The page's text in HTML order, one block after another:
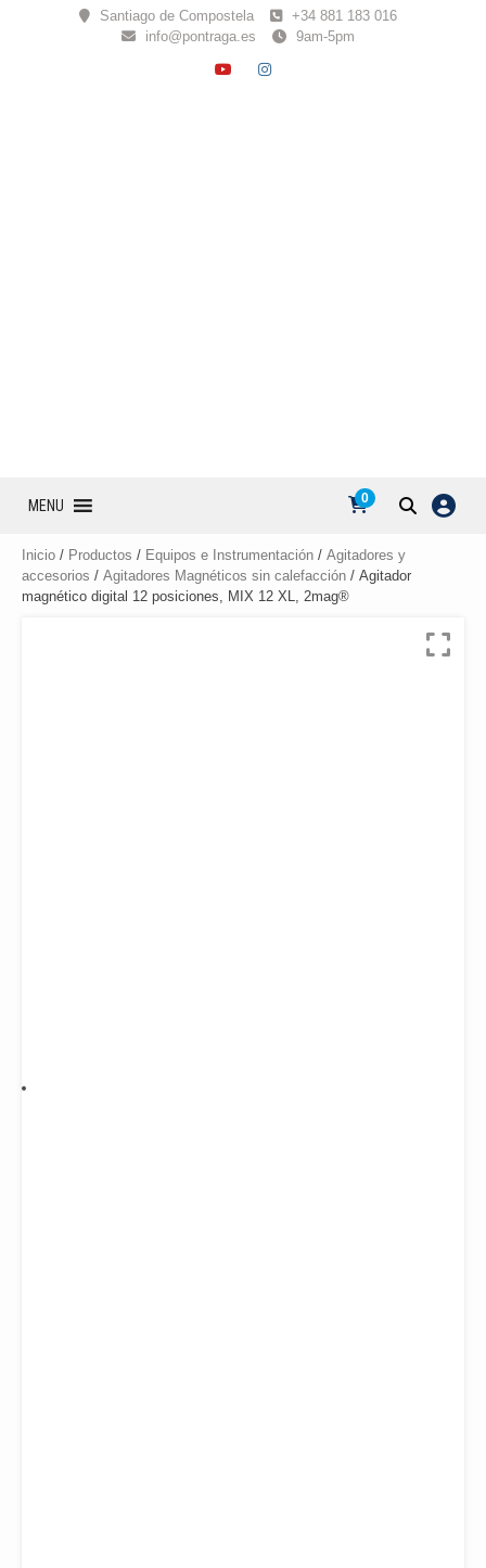
Santiago de Compostela
+34 881 183 016
info@pontraga.es
9am-5pm
YOUTUBE
INSTAGRAM
MENU 0
Inicio / Productos / Equipos e Instrumentación / Agitadores y
accesorios / Agitadores Magnéticos sin calefacción / Agitador
magnético digital 12 posiciones, MIX 12 XL, 2mag®